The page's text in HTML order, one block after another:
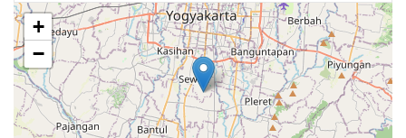
+
−